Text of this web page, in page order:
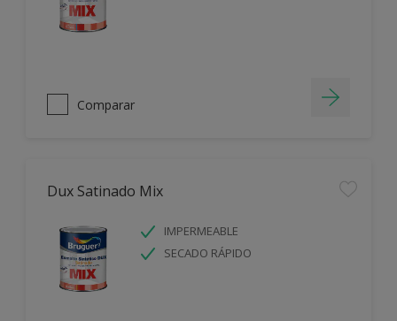
Comparar
Dux Satinado Mix
IMPERMEABLE
SECADO RÁPIDO